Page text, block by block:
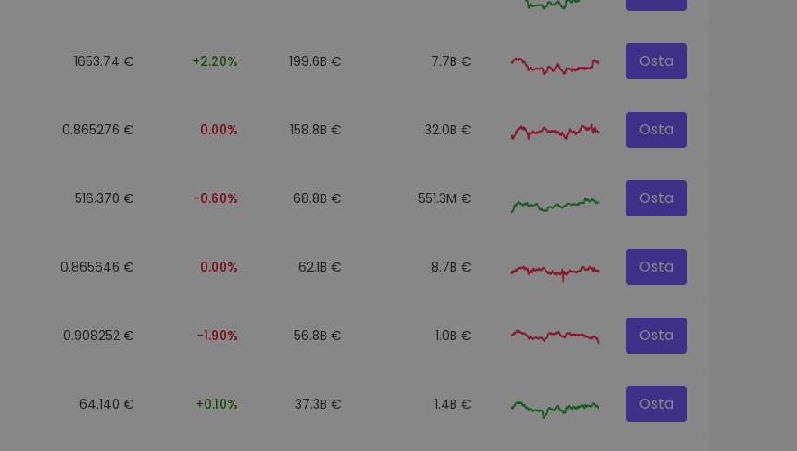
1653.74 € +2.20% 199.6B € 7.7B € Osta
0.865276 € 0.00% 158.8B € 32.0B € Osta
516.370 € -0.60% 68.8B € 551.3M € Osta
0.865646 € 0.00% 62.1B € 8.7B € Osta
0.908252 € -1.90% 56.8B € 1.0B € Osta
64.140 € +0.10% 37.3B € 1.4B € Osta